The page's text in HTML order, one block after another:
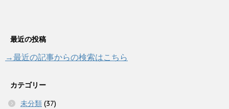
最近の投稿
→最近の記事からの検索はこちら
カテゴリー
未分類 (37)